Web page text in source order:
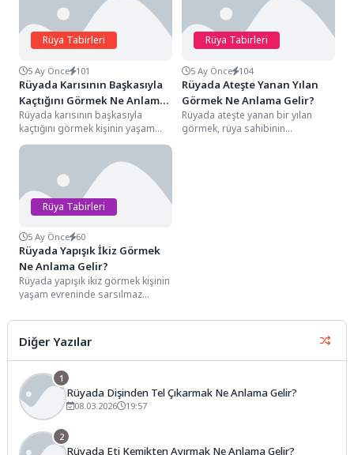
Rüya Tabirleri
5 Ay Önce 101
Rüyada Karısının Başkasıyla
Kaçtığını Görmek Ne Anlama
Gelir?
Rüyada karısının başkasıyla
kaçtığını görmek kişinin yaşam
evreninde sarsılmaz sandığı en
Rüya Tabirleri
5 Ay Önce 104
Rüyada Ateşte Yanan Yılan
Görmek Ne Anlama Gelir?
Rüyada ateşte yanan bir yılan
görmek, rüya sahibinin
Rüya Tabirleri
5 Ay Önce 60
Rüyada Yapışık İkiz Görmek
Ne Anlama Gelir?
Rüyada yapışık ikiz görmek kişinin
yaşam evreninde sarsılmaz
ayrıştırılması güç olan karmaşık
ilişkilerin...
Diğer Yazılar
1
Rüyada Dişinden Tel Çıkarmak Ne Anlama Gelir?
08.03.2026 19:57
2
Rüyada Eti Kemikten Ayırmak Ne Anlama Gelir?